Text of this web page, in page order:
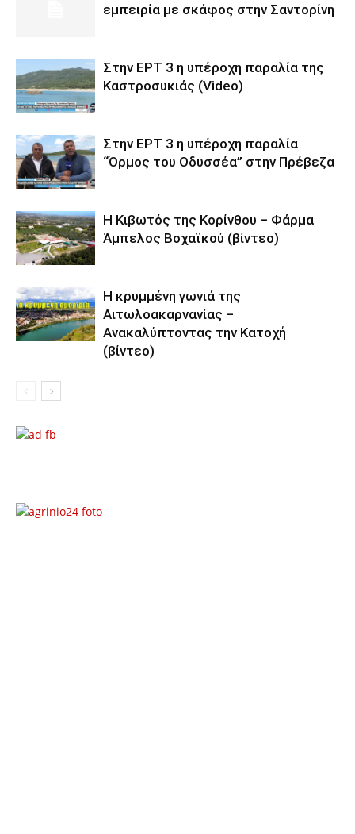
εμπειρία με σκάφος στην Σαντορίνη
Στην ΕΡΤ 3 η υπέροχη παραλία της
Καστροσυκιάς (Video)
Στην ΕΡΤ 3 η υπέροχη παραλία
“Όρμος του Οδυσσέα” στην Πρέβεζα
Η Κιβωτός της Κορίνθου – Φάρμα
Άμπελος Βοχαϊκού (βίντεο)
Η κρυμμένη γωνιά της
Αιτωλοακαρνανίας –
Ανακαλύπτοντας την Κατοχή
(βίντεο)